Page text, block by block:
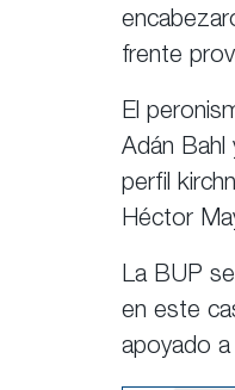
frente
El
Adán Bahl
perfil
Héctor
La BUP
en este
apoyado a